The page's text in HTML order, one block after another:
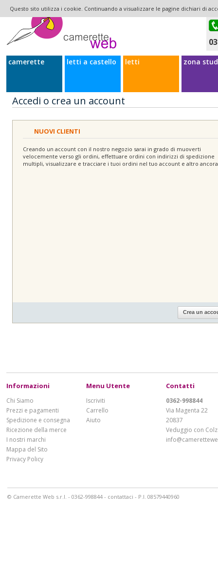
camerette letti a castello letti zona
Accedi o crea un account
NUOVI CLIENTI
Creando un account con il nostro negozio sarai in grado di muoverti
velocemente verso gli ordini, effettuare ordini con indirizzi di spedizione
multipli, visualizzare e tracciare i tuoi ordini nel tuo account e altro
Crea un
Informazioni
Chi Siamo
Prezzi e pagamenti
Spedizione e consegna
Ricezione della merce
I nostri marchi
Mappa del Sito
Privacy Policy
Menu Utente
Iscriviti
Carrello
Aiuto
Contatti
0362-998844
Via Magenta 22
20837
Veduggio con
© Camerette Web s.r.l. - 0362-998844 - contattaci - P.I. 08579440960
Questo sito utilizza i cookie. Continuando a visualizzare le pagine dichiari di